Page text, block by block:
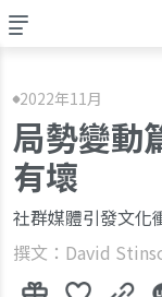
2022年11月
局勢變動
有壞
社群媒體引發文化
撰文：David